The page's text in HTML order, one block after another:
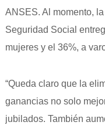
ANSES. Al momento,
Seguridad Social
mujeres y el 36%, a
“Queda claro que la
ganancias no solo
jubilados. También